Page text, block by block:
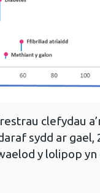
clefydau
sydd ar
y lolipop